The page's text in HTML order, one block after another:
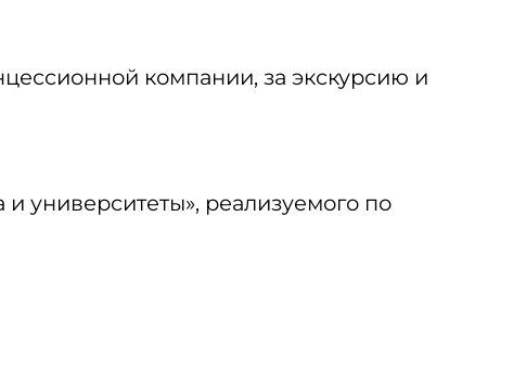
компании, за экскурсию и
университеты», реализуемого по